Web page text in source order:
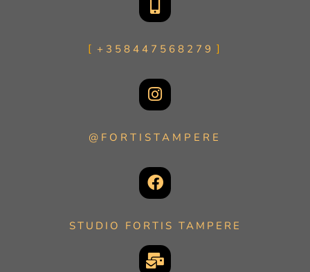
+358447568279
@FORTISTAMPERE
STUDIO FORTIS TAMPERE